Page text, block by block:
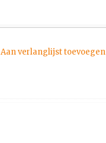
Aan verlanglijst toevoegen